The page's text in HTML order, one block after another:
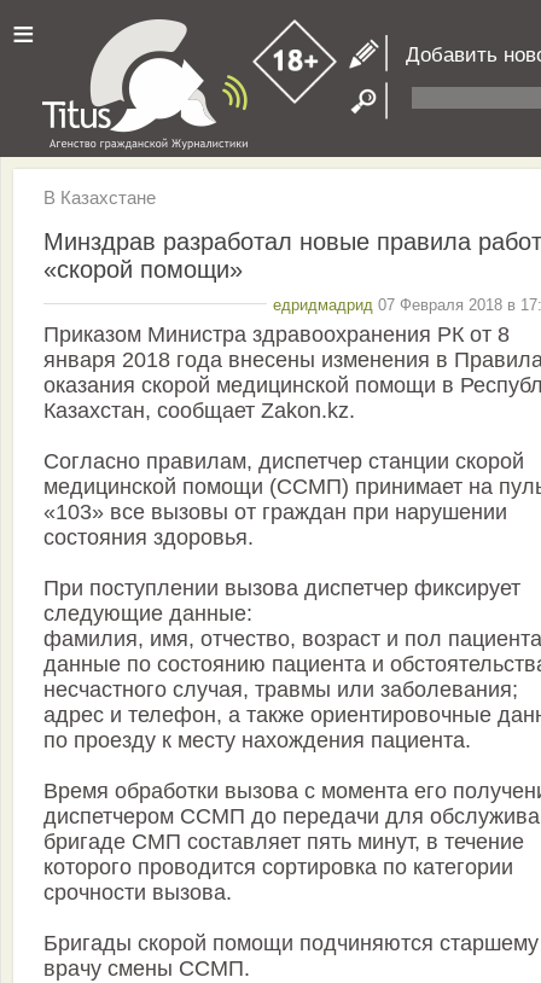
≡ Добавить
В Казахстане
Минздрав разработал новые правила
«скорой помощи»
едридмадрид 07 Февраля 2018 в
Приказом Министра здравоохранения РК от 8
января 2018 года внесены изменения в
оказания скорой медицинской помощи в
Казахстан, сообщает Zakon.kz.
Согласно правилам, диспетчер станции скорой
медицинской помощи (ССМП) принимает на
«103» все вызовы от граждан при нарушении
состояния здоровья.
При поступлении вызова диспетчер фиксирует
следующие данные:
фамилия, имя, отчество, возраст и пол
данные по состоянию пациента и
несчастного случая, травмы или заболевания;
адрес и телефон, а также ориентировочные
по проезду к месту нахождения пациента.
Время обработки вызова с момента его
диспетчером ССМП до передачи для
бригаде СМП составляет пять минут, в течение
которого проводится сортировка по категории
срочности вызова.
Бригады скорой помощи подчиняются старшему
врачу смены ССМП.